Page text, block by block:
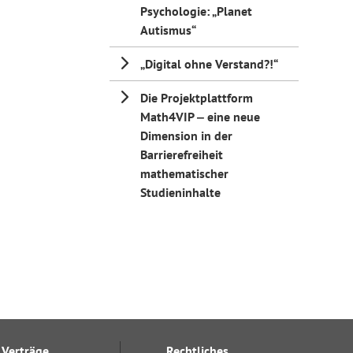
Psychologie: „Planet
Autismus“
„Digital ohne Verstand?!“
Die Projektplattform
Math4VIP ‒ eine neue
Dimension in der
Barrierefreiheit
mathematischer
Studieninhalte